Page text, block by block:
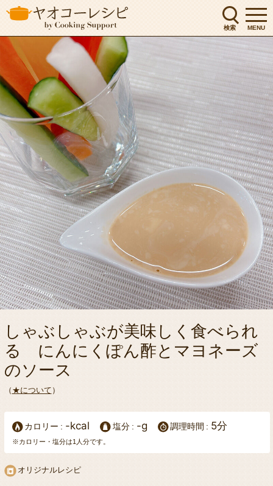
検索 MENU
しゃぶしゃぶが美味しく食べられ
る にんにくぽん酢とマヨネーズ
のソース
（ ★について ）
カロリー -kcal 塩分 -g 調理時間 5分
※カロリー・塩分は1人分です。
オリジナルレシピ